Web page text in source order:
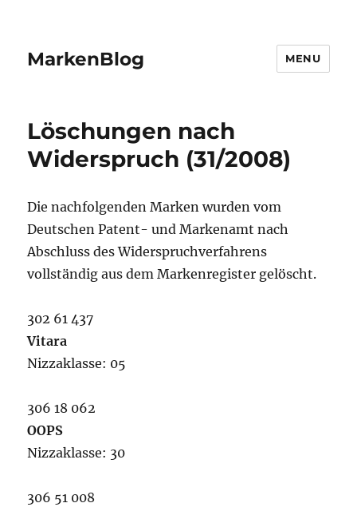
MarkenBlog MENU
Löschungen nach
Widerspruch (31/2008)
Die nachfolgenden Marken wurden vom
Deutschen Patent- und Markenamt nach
Abschluss des Widerspruchverfahrens
vollständig aus dem Markenregister gelöscht.
302 61 437
Vitara
Nizzaklasse: 05
306 18 062
OOPS
Nizzaklasse: 30
306 51 008